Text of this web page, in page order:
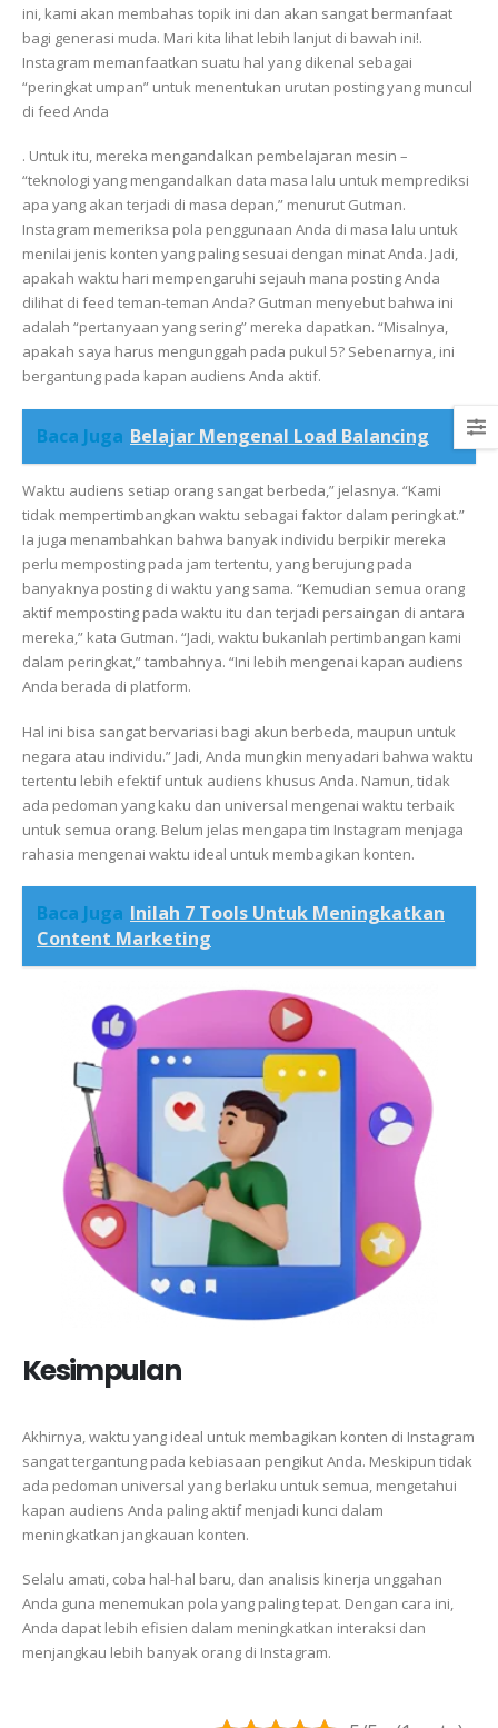
ini, kami akan membahas topik ini dan akan sangat bermanfaat
bagi generasi muda. Mari kita lihat lebih lanjut di bawah ini!.
Instagram memanfaatkan suatu hal yang dikenal sebagai
“peringkat umpan” untuk menentukan urutan posting yang muncul
di feed Anda
. Untuk itu, mereka mengandalkan pembelajaran mesin –
“teknologi yang mengandalkan data masa lalu untuk memprediksi
apa yang akan terjadi di masa depan,” menurut Gutman.
Instagram memeriksa pola penggunaan Anda di masa lalu untuk
menilai jenis konten yang paling sesuai dengan minat Anda. Jadi,
apakah waktu hari mempengaruhi sejauh mana posting Anda
dilihat di feed teman-teman Anda? Gutman menyebut bahwa ini
adalah “pertanyaan yang sering” mereka dapatkan. “Misalnya,
apakah saya harus mengunggah pada pukul 5? Sebenarnya, ini
bergantung pada kapan audiens Anda aktif.
Baca Juga Belajar Mengenal Load Balancing
Waktu audiens setiap orang sangat berbeda,” jelasnya. “Kami
tidak mempertimbangkan waktu sebagai faktor dalam peringkat.”
Ia juga menambahkan bahwa banyak individu berpikir mereka
perlu memposting pada jam tertentu, yang berujung pada
banyaknya posting di waktu yang sama. “Kemudian semua orang
aktif memposting pada waktu itu dan terjadi persaingan di antara
mereka,” kata Gutman. “Jadi, waktu bukanlah pertimbangan kami
dalam peringkat,” tambahnya. “Ini lebih mengenai kapan audiens
Anda berada di platform.
Hal ini bisa sangat bervariasi bagi akun berbeda, maupun untuk
negara atau individu.” Jadi, Anda mungkin menyadari bahwa waktu
tertentu lebih efektif untuk audiens khusus Anda. Namun, tidak
ada pedoman yang kaku dan universal mengenai waktu terbaik
untuk semua orang. Belum jelas mengapa tim Instagram menjaga
rahasia mengenai waktu ideal untuk membagikan konten.
Baca Juga Inilah 7 Tools Untuk Meningkatkan
Content Marketing
Kesimpulan
Akhirnya, waktu yang ideal untuk membagikan konten di Instagram
sangat tergantung pada kebiasaan pengikut Anda. Meskipun tidak
ada pedoman universal yang berlaku untuk semua, mengetahui
kapan audiens Anda paling aktif menjadi kunci dalam
meningkatkan jangkauan konten.
Selalu amati, coba hal-hal baru, dan analisis kinerja unggahan
Anda guna menemukan pola yang paling tepat. Dengan cara ini,
Anda dapat lebih efisien dalam meningkatkan interaksi dan
menjangkau lebih banyak orang di Instagram.